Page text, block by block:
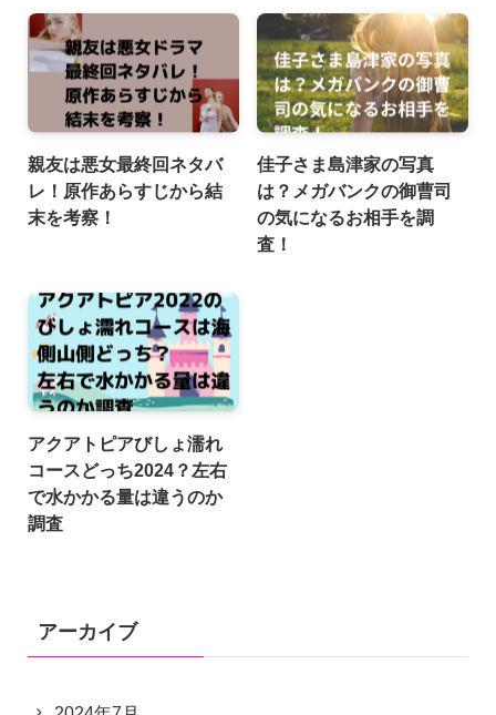
親友は悪女最終回ネタバ
レ！原作あらすじから結
末を考察！
佳子さま島津家の写真
は？メガバンクの御曹司
の気になるお相手を調
査！
アクアトピアびしょ濡れ
コースどっち2024？左右
で水かかる量は違うのか
調査
アーカイブ